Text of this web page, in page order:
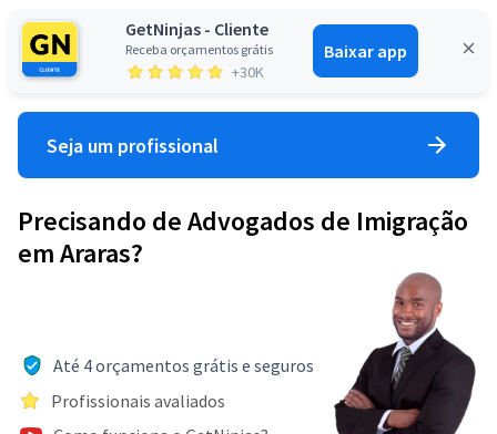
GetNinjas - Cliente
Receba orçamentos grátis
+30K
Baixar app
Entrar
Seja um profissional
Precisando de Advogados de Imigração
em Araras?
Até 4 orçamentos grátis e seguros
Profissionais avaliados